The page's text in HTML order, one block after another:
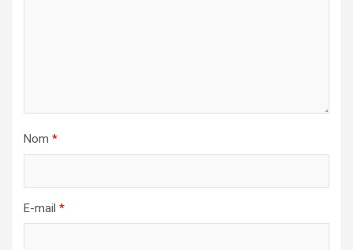
Nom *
E-mail *